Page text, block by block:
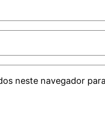
neste navegador